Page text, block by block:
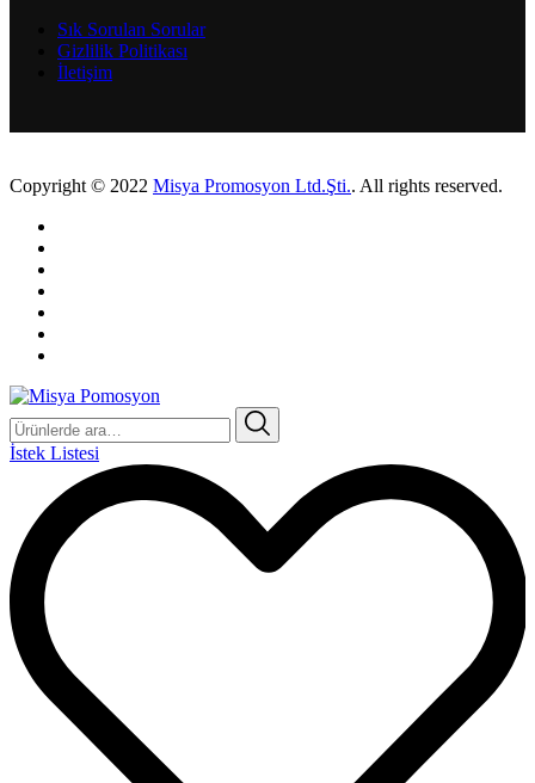
Sık Sorulan Sorular
Gizlilik Politikası
İletişim
Copyright © 2022 Misya Promosyon Ltd.Şti.. All rights reserved.
Ara:
İstek Listesi